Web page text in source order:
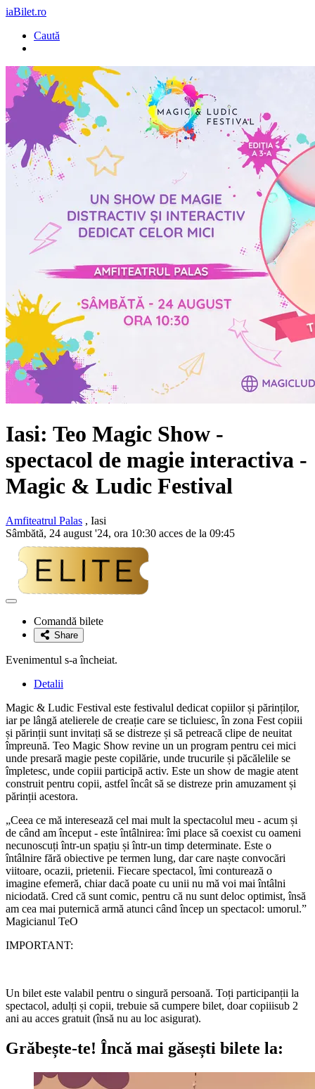
iaBilet.ro
Caută
Iasi: Teo Magic Show -
spectacol de magie interactiva -
Magic & Ludic Festival
Amfiteatrul Palas , Iasi
Sâmbătă, 24 august '24, ora 10:30 acces de la 09:45
Adaugă
favoriteComandă bilete
Share
Evenimentul s-a încheiat.
Detalii
Magic & Ludic Festival este festivalul dedicat copiilor și părinților,
iar pe lângă atelierele de creație care se ticluiesc, în zona Fest copiii
și părinții sunt invitați să se distreze și să petreacă clipe de neuitat
împreună. Teo Magic Show revine un un program pentru cei mici
unde presară magie peste copilărie, unde trucurile și păcălelile se
împletesc, unde copiii participă activ. Este un show de magie atent
construit pentru copii, astfel încât să se distreze prin amuzament și
părinții acestora.
„Ceea ce mă interesează cel mai mult la spectacolul meu - acum și
de când am început - este întâlnirea: îmi place să coexist cu oameni
necunoscuți într-un spațiu și într-un timp determinate. Este o
întâlnire fără obiective pe termen lung, dar care naște convocări
viitoare, ocazii, prietenii. Fiecare spectacol, îmi conturează o
imagine efemeră, chiar dacă poate cu unii nu mă voi mai întâlni
niciodată. Cred că sunt comic, pentru că nu sunt deloc optimist, însă
am cea mai puternică armă atunci când încep un spectacol: umorul.”
Magicianul TeO
IMPORTANT:
Un bilet este valabil pentru o singură persoană. Toți participanții la
spectacol, adulți și copii, trebuie să cumpere bilet, doar copiiisub 2
ani au acces gratuit (însă nu au loc asigurat).
Grăbește-te! Încă mai găsești bilete la: